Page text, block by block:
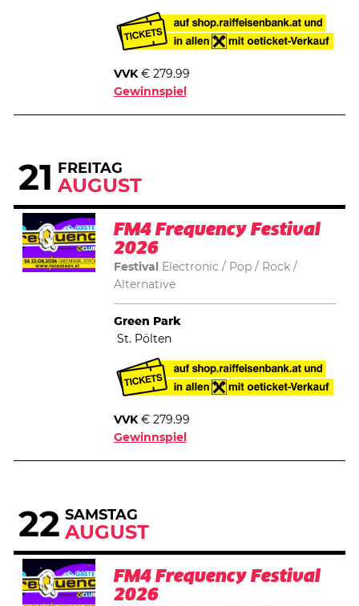
VVK€ 279.99
Gewinnspiel
21 FREITAG
AUGUST
FM4 Frequency Festival
2026
Festival Electronic Pop
Rock /
Alternative
Green Park
St. Pölten
VVK€ 279.99
Gewinnspiel
22 SAMSTAG
AUGUST
FM4 Frequency Festival
2026